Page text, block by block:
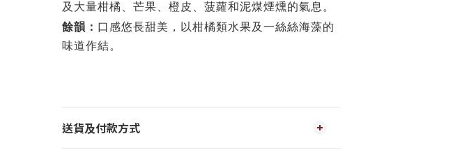
及大量柑橘、芒果、橙皮、菠蘿和泥煤煙燻的氣息。
餘韻： 口感悠長甜美，以柑橘類水果及一絲絲海藻的
味道作結。
送貨及付款方式